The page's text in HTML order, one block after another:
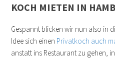
KOCH MIETEN IN
Gespannt blicken wir nun also in
Idee sich einen Privatkoch auch
anstatt ins Restaurant zu gehen,